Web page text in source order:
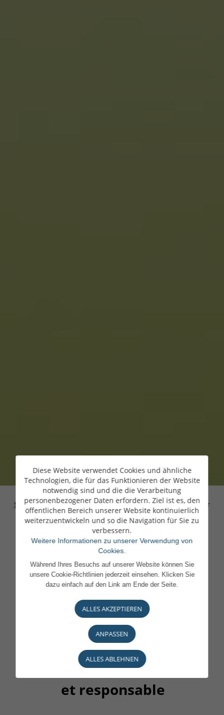
Startseite>Carrières> En confiance, on peut s'engager
pleinement
Une Maison
attentionnée, engagée
et responsable
Diese Website verwendet Cookies und ähnliche
Technologien, die für das Funktionieren der Website
notwendig sind und die die Verarbeitung
personenbezogener Daten erfordern. Ziel ist es, den
öffentlichen Bereich unserer Website kontinuierlich
weiterzuentwickeln und so die Navigation für Sie zu
verbessern.
Weitere Informationen zu unserer Verwendung von
Cookies.
Während Ihres Besuchs auf unserer Website können Sie
unsere Cookie-Richtlinien jederzeit einsehen. Klicken Sie
dazu einfach auf den Link am Ende der Seite.
ALLES AKZEPTIEREN
ANPASSEN
ALLES ABLEHNEN